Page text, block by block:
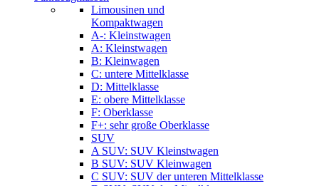
Limousinen und
Kompaktwagen
A-: Kleinstwagen
A: Kleinstwagen
B: Kleinwagen
C: untere Mittelklasse
D: Mittelklasse
E: obere Mittelklasse
F: Oberklasse
F+: sehr große Oberklasse
SUV
A SUV: SUV Kleinstwagen
B SUV: SUV Kleinwagen
C SUV: SUV der unteren Mittelklasse